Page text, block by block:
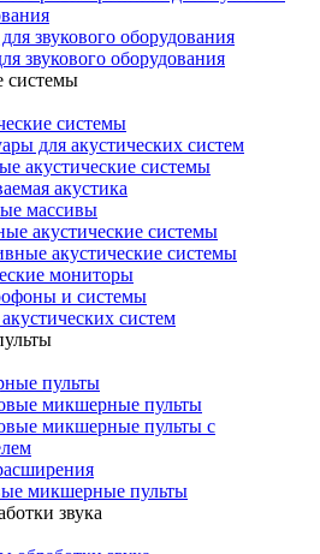
звукового оборудования
звукового оборудования
системы
системы
для акустических систем
акустические системы
акустика
массивы
акустические системы
акустические системы
мониторы
и системы
систем
пульты
микшерные пульты
микшерные пульты с
микшерные пульты
звука